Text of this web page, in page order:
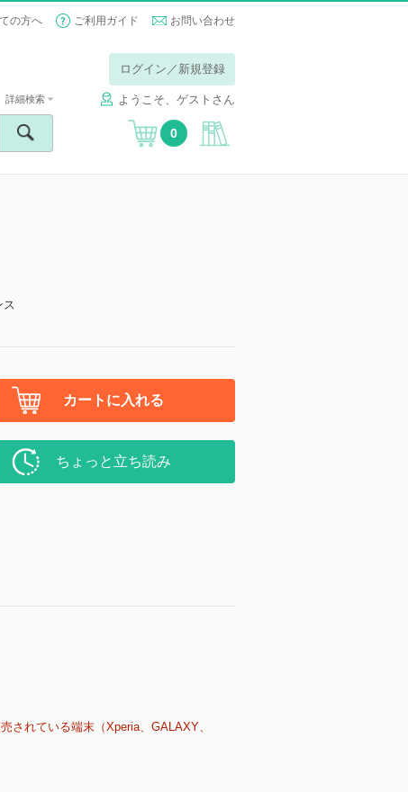
の方へ ご利用ガイド お問い合わせ
ログイン／新規登録
ようこそ、ゲストさん
詳細検索
0
ス
カートに入れる
ちょっと立ち読み
されている端末（Xperia、GALAXY、